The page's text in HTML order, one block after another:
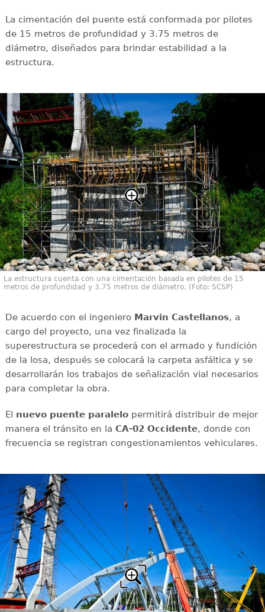
La cimentación del puente está conformada por pilotes
de 15 metros de profundidad y 3.75 metros de
diámetro, diseñados para brindar estabilidad a la
estructura.
La estructura cuenta con una cimentación basada en pilotes de 15
metros de profundidad y 3.75 metros de diámetro. (Foto: SCSP)
De acuerdo con el ingeniero Marvin Castellanos, a
cargo del proyecto, una vez finalizada la
superestructura se procederá con el armado y fundición
de la losa, después se colocará la carpeta asfáltica y se
desarrollarán los trabajos de señalización vial necesarios
para completar la obra.
El nuevo puente paralelopermitirá distribuir de mejor
manera el tránsito en la CA-02 Occidente, donde con
frecuencia se registran congestionamientos vehiculares.